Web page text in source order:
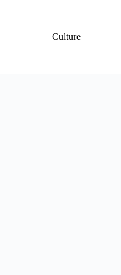
Culture